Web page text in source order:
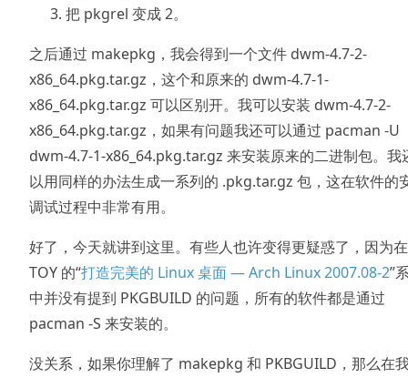
把 pkgrel 变成 2。
之后通过 makepkg，我会得到一个文件 dwm-4.7-2-
x86_64.pkg.tar.gz，这个和原来的 dwm-4.7-1-
x86_64.pkg.tar.gz 可以区别开。我可以安装 dwm-4.7-2-
x86_64.pkg.tar.gz，如果有问题我还可以通过 pacman -U
dwm-4.7-1-x86_64.pkg.tar.gz 来安装原来的二进制包。我
以用同样的办法生成一系列的 .pkg.tar.gz 包，这在软件的
调试过程中非常有用。
好了，今天就讲到这里。有些人也许变得更疑惑了，因为在
TOY 的“打造完美的 Linux 桌面 — Arch Linux 2007.08-2”
中并没有提到 PKGBUILD 的问题，所有的软件都是通过
pacman -S 来安装的。
没关系，如果你理解了 makepkg 和 PKBGUILD，那么在